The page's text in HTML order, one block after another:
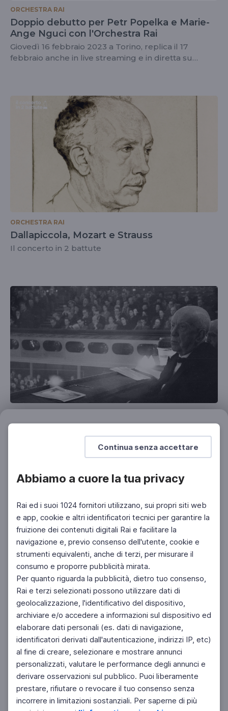
Continua senza accettare
Abbiamo a cuore la tua privacy
Rai ed i suoi 1024 fornitori utilizzano, sui propri siti web
e app, cookie e altri identificatori tecnici per garantire la
fruizione dei contenuti digitali Rai e facilitare la
navigazione e, previo consenso dell'utente, cookie e
strumenti equivalenti, anche di terzi, per misurare il
consumo e proporre pubblicità mirata.
Per quanto riguarda la pubblicità, dietro tuo consenso,
Rai e terzi selezionati possono utilizzare dati di
geolocalizzazione, l'identificativo del dispositivo,
archiviare e/o accedere a informazioni sul dispositivo ed
elaborare dati personali (es. dati di navigazione,
identificatori derivati dall'autenticazione, indirizzi IP, etc)
al fine di creare, selezionare e mostrare annunci
personalizzati, valutare le performance degli annunci e
derivare osservazioni sul pubblico. Puoi liberamente
prestare, rifiutare o revocare il tuo consenso senza
incorrere in limitazioni sostanziali. Per saperne di più
ORCHESTRA RAI
Doppio debutto per Petr Popelka e Marie-
Ange Nguci con l'Orchestra Rai
Giovedì 16 febbraio 2023 a Torino, replica il 17
febbraio anche in live streaming e in diretta su
ORCHESTRA RAI
Dallapiccola, Mozart e Strauss
Il concerto in 2 battute
Così parlò Richard Strauss
Settanta anni fa, la morte del compositore tedesco
Facebook Instagram Twitter